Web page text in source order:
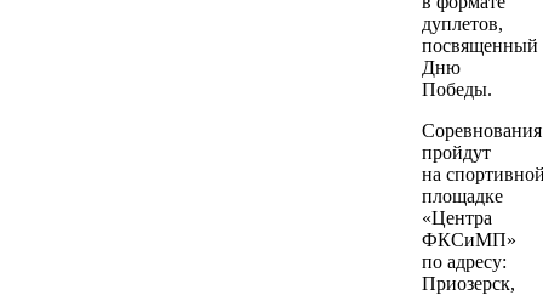
дуплетов,
посвященный
Дню
Победы.
Соревнования
пройдут
на
площадке
«Центра
ФКСиМП»
по адресу:
Приозерск,